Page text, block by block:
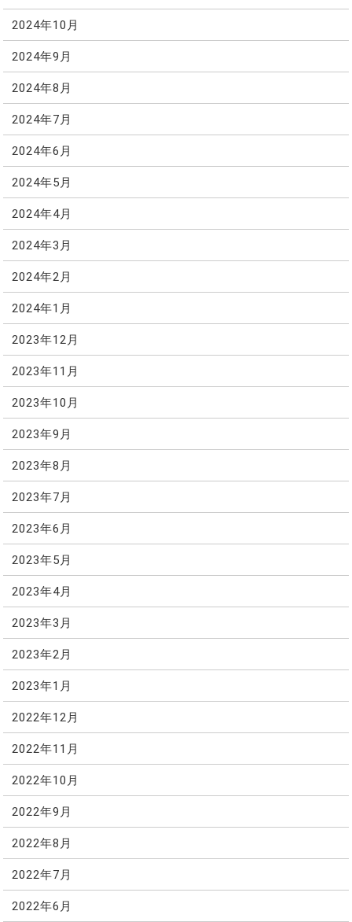
2024年10月
2024年9月
2024年8月
2024年7月
2024年6月
2024年5月
2024年4月
2024年3月
2024年2月
2024年1月
2023年12月
2023年11月
2023年10月
2023年9月
2023年8月
2023年7月
2023年6月
2023年5月
2023年4月
2023年3月
2023年2月
2023年1月
2022年12月
2022年11月
2022年10月
2022年9月
2022年8月
2022年7月
2022年6月